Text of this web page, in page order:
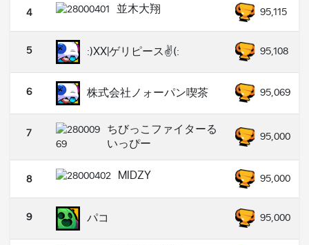
4 並木大翔 95,115
5 :)XX|ゲリピース✌️(: 95,108
6 株式会社ノォーパン喫茶 95,069
7
ちびっこファイターる
いっぴー
95,000
8 MIDZY 95,000
9 パコ 95,000